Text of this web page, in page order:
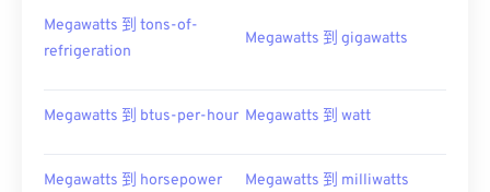
Megawatts 到 tons-of-
refrigeration
Megawatts 到 gigawatts
Megawatts 到 btus-per-hour Megawatts 到 watt
Megawatts 到 horsepower Megawatts 到 milliwatts